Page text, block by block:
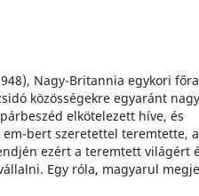
Nagy-Britannia egykori
közösségekre egyaránt nagy
elkötelezett híve, és
bert szeretettel teremtette,
ezért a teremtett világért
Egy róla, magyarul